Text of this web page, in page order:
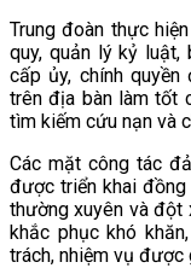
Trung đoàn thực
quy, quản lý kỷ luật,
cấp ủy, chính
trên địa bàn làm tốt
tìm kiếm cứu nạn và
Các mặt công tác
được triển khai đồng
thường xuyên và đột
khắc phục khó
trách, nhiệm vụ được